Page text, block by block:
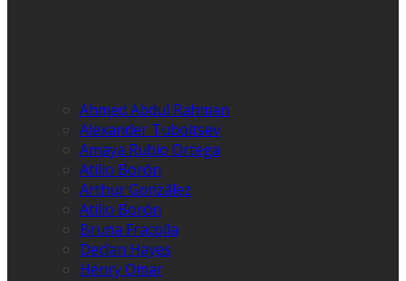
Ahmed Abdul Rahman
Alexander Tuboltsev
Amaya Rubio Ortega
Atilio Borón
Arthur González
Atilio Borón
Bruna Fracolla
Declan Hayes
Henry Omar